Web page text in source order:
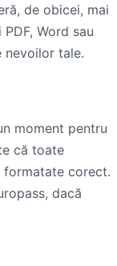
de obicei, mai
Word sau
nevoilor tale.
moment pentru
că toate
corect.
dacă